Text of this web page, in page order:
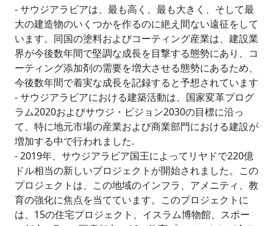
- サウジアラビアは、最も高く、最も大きく、そして最
大の建造物のいくつかを作るのに絶え間ない遠征をして
います。同国の塗料およびコーティング産業は、建設業
界が今後数年間で堅調な成長を目撃する態勢にあり、コ
ーティング添加剤の需要を増大させる態勢にあるため、
今後数年間で着実な成長を記録すると予想されています
- サウジアラビアにおける建築活動は、国家変革プログ
ラム2020およびサウジ・ビジョン2030の目標に沿っ
て、特に地元市場の産業および商業部門における建設が
増加する中で行われました.
- 2019年、サウジアラビア国王によってリヤドで220億
ドル相当の新しいプロジェクトが開始されました。この
プロジェクトは、この地域のインフラ、アメニティ、教
育の強化に焦点を当てています。このプロジェクトに
は、15の住宅プロジェクト、イスラム博物館、スポー